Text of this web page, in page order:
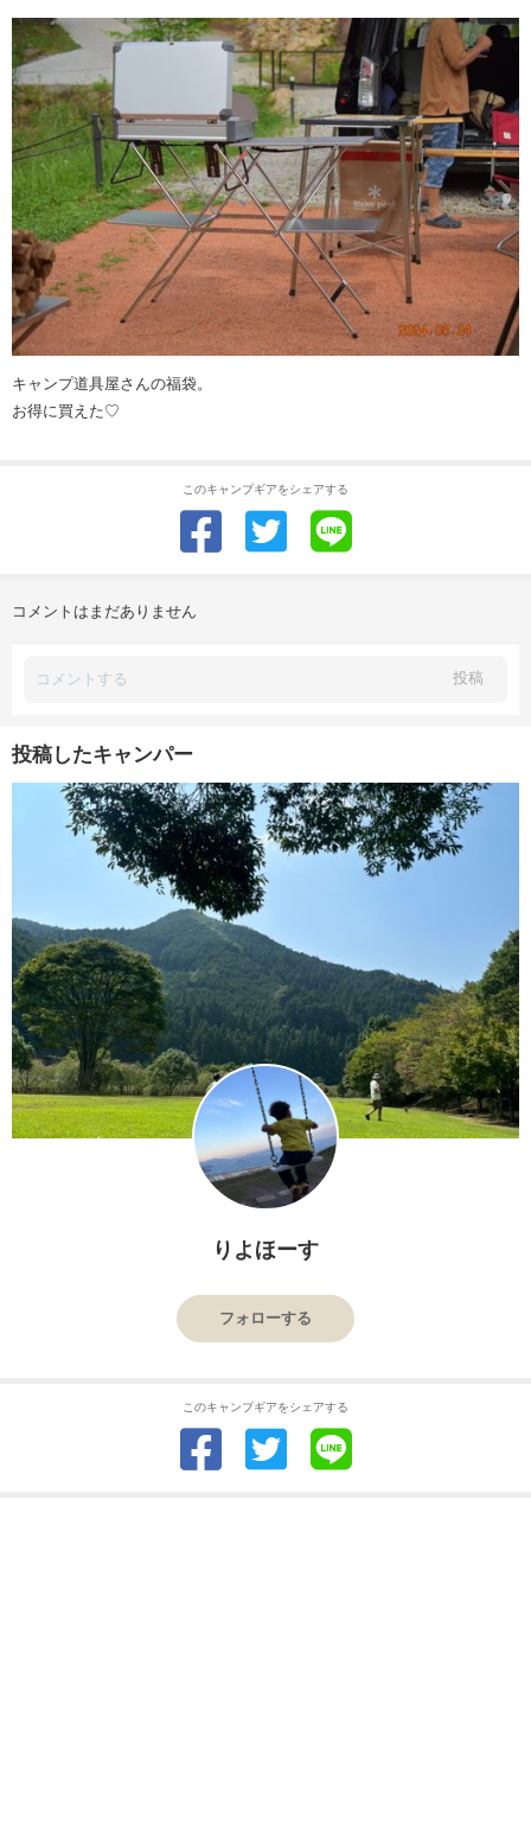
キャンプ道具屋さんの福袋。
お得に買えた♡
このキャンプギアをシェアする
コメントはまだありません
投稿
投稿したキャンパー
りよほーす
フォローする
このキャンプギアをシェアする